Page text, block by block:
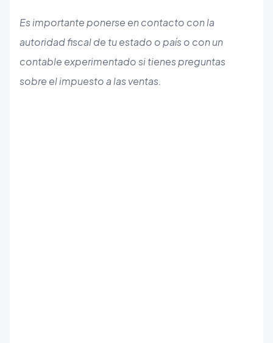
Es importante ponerse en contacto con la
autoridad fiscal de tu estado o país o con un
contable experimentado si tienes preguntas
sobre el impuesto a las ventas.